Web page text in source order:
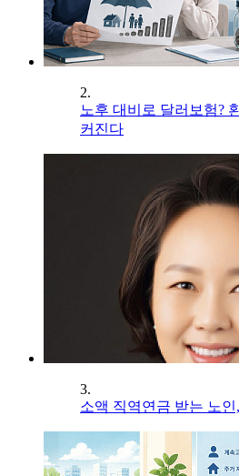
2.
노후 대비로 달러보험?
커진다
3.
소액 직역연금 받는 노